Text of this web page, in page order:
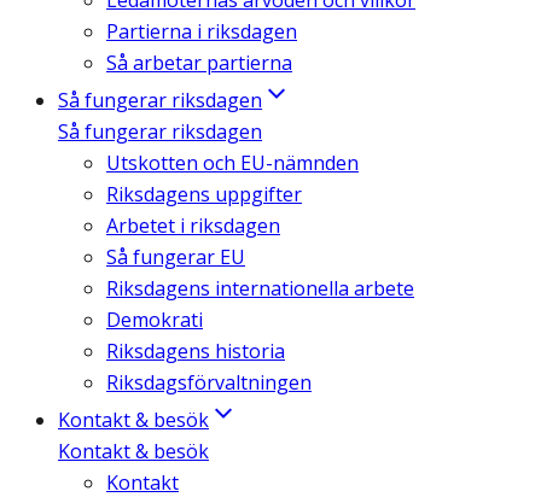
Partierna i riksdagen
Så arbetar partierna
Så fungerar riksdagen
Så fungerar riksdagen
Utskotten och EU-nämnden
Riksdagens uppgifter
Arbetet i riksdagen
Så fungerar EU
Riksdagens internationella arbete
Demokrati
Riksdagens historia
Riksdagsförvaltningen
Kontakt & besök
Kontakt & besök
Kontakt